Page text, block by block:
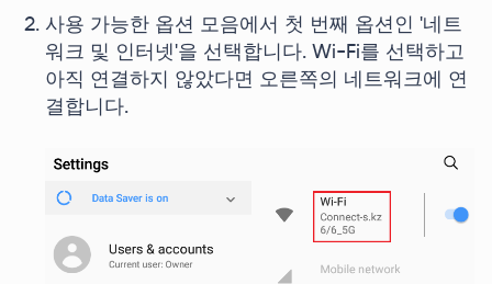
사용 가능한 옵션 모음에서 첫 번째 옵션인 '네트
워크 및 인터넷'을 선택합니다. Wi-Fi를 선택하고
아직 연결하지 않았다면 오른쪽의 네트워크에 연
결합니다.